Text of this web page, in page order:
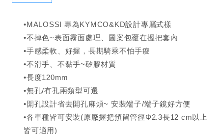
•MALOSSI 專為KYMCO&KD設計專屬式樣
•不掉色~表面霧面處理、圖案包覆在握把套內
•手感柔軟、好握，長期騎乘不怕手痠
•不滑手、不黏手~矽膠材質
•長度120mm
•無孔/有孔兩類型可選
•開孔設計省去開孔麻煩~ 安裝端子/端子鏡好方便
•各車種皆可安裝(原廠握把預留管徑Φ2.3長12 cm以上
皆可適用)